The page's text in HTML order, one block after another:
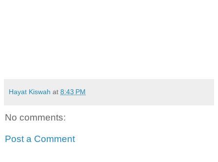
Hayat Kiswah at 8:43 PM
No comments:
Post a Comment